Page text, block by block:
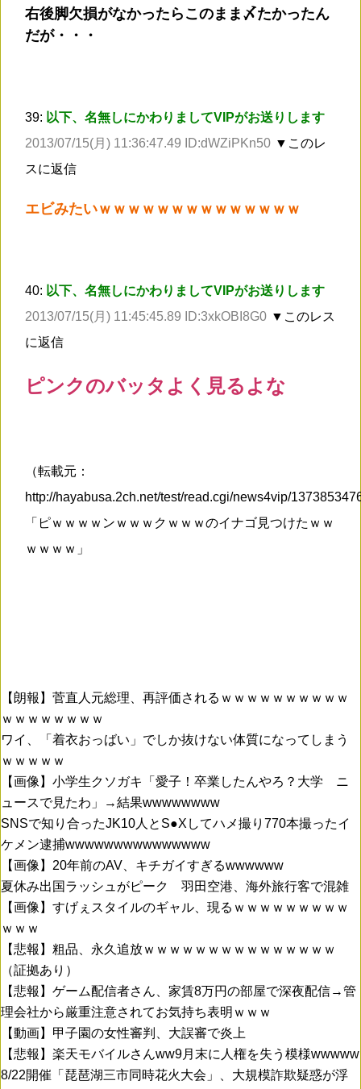
右後脚欠損がなかったらこのまま〆たかったん
だが・・・
39: 以下、名無しにかわりましてVIPがお送りします
2013/07/15(月) 11:36:47.49 ID:dWZiPKn50 ▼このレ
スに返信
エビみたいｗｗｗｗｗｗｗｗｗｗｗｗｗｗ
40: 以下、名無しにかわりましてVIPがお送りします
2013/07/15(月) 11:45:45.89 ID:3xkOBI8G0 ▼このレス
に返信
ピンクのバッタよく見るよな
（転載元：
http://hayabusa.2ch.net/test/read.cgi/news4vip/
「ピｗｗｗｗンｗｗｗクｗｗｗのイナゴ見つけたｗｗ
ｗｗｗｗ」
【朗報】菅直人元総理、再評価されるｗｗｗｗｗｗｗｗｗｗ
ｗｗｗｗｗｗｗｗ
ワイ、「着衣おっばい」でしか抜けない体質になってしまう
ｗｗｗｗｗ
【画像】小学生クソガキ「愛子！卒業したんやろ？大学 ニ
ュースで見たわ」→結果wwwwwwww
SNSで知り合ったJK10人とS●Xしてハメ撮り770本撮ったイ
ケメン逮捕wwwwwwwwwwwwwww
【画像】20年前のAV、キチガイすぎるwwwwww
夏休み出国ラッシュがピーク 羽田空港、海外旅行客で混雑
【画像】すげぇスタイルのギャル、現るｗｗｗｗｗｗｗｗｗ
ｗｗｗ
【悲報】粗品、永久追放ｗｗｗｗｗｗｗｗｗｗｗｗｗｗｗ
（証拠あり）
【悲報】ゲーム配信者さん、家賃8万円の部屋で深夜配信→管
理会社から厳重注意されてお気持ち表明ｗｗｗ
【動画】甲子園の女性審判、大誤審で炎上
【悲報】楽天モバイルさんww9月末に人権を失う模様wwwww
8/22開催「琵琶湖三市同時花火大会」、大規模詐欺疑惑が浮